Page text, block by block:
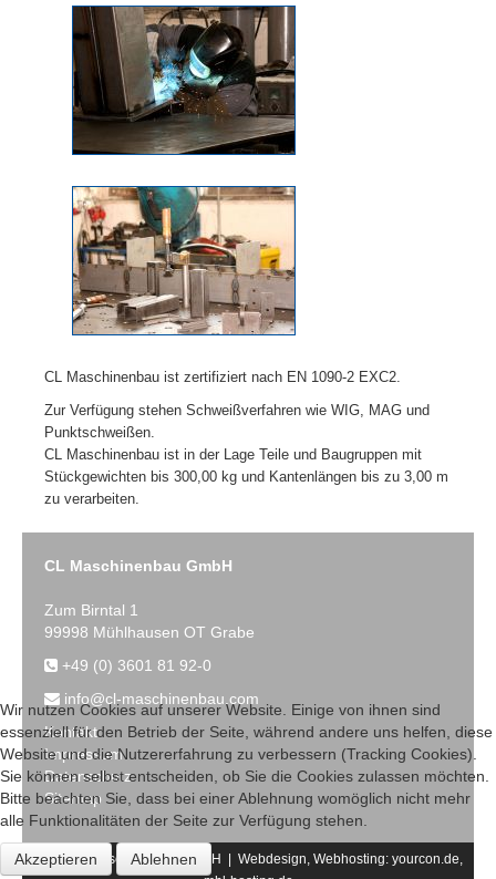
CL Maschinenbau ist zertifiziert nach EN 1090-2 EXC2.
Zur Verfügung stehen Schweißverfahren wie WIG, MAG und
Punktschweißen.
CL Maschinenbau ist in der Lage Teile und Baugruppen mit
Stückgewichten bis 300,00 kg und Kantenlängen bis zu 3,00 m
zu verarbeiten.
CL Maschinenbau GmbH
Zum Birntal 1
99998 Mühlhausen OT Grabe
+49 (0) 3601 81 92-0
info@cl-maschinenbau.com
Kontakt
Impressum
Datenschutz
Sitemap
2017 CL-Maschinenbau GmbH | Webdesign, Webhosting: yourcon.de,
Wir nutzen Cookies auf unserer Website. Einige von ihnen sind
essenziell für den Betrieb der Seite, während andere uns helfen, diese
Website und die Nutzererfahrung zu verbessern (Tracking Cookies).
Sie können selbst entscheiden, ob Sie die Cookies zulassen möchten.
Bitte beachten Sie, dass bei einer Ablehnung womöglich nicht mehr
alle Funktionalitäten der Seite zur Verfügung stehen.
Akzeptieren
Ablehnen